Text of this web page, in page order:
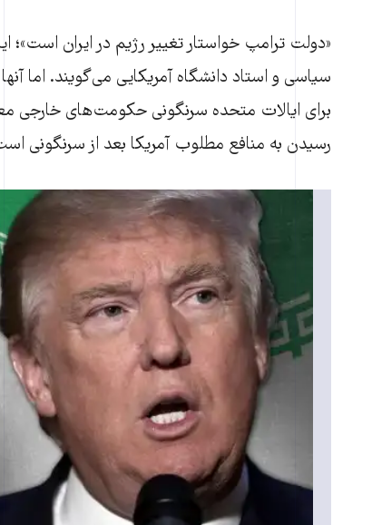
«دولت ترامپ خواستار تغییر رژیم در ایران است»؛
سیاسی و استاد دانشگاه آمریکایی می‌گویند. اما
برای ایالات متحده سرنگونی حکومت‌های خارجی
رسیدن به منافع مطلوب آمریکا بعد از سرنگونی